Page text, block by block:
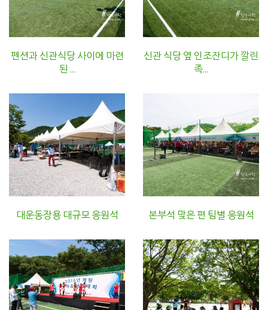
펜션과 신관식당 사이에 마련
된 ...
신관 식당 옆 인조잔디가 깔린
족...
대운동장용 대규모 응원석 본부석 맞은 편 팀별 응원석